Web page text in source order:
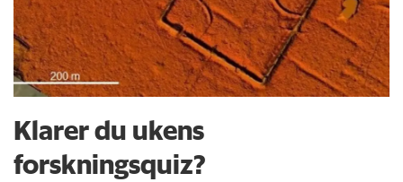
Klarer du ukens
forskningsquiz?